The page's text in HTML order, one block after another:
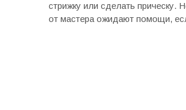
стрижку или сделать прическу.
от мастера ожидают помощи,